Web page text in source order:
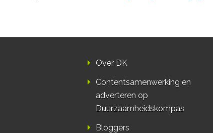
Over DK
Contentsamenwerking en
adverteren op
Duurzaamheidskompas
Bloggers